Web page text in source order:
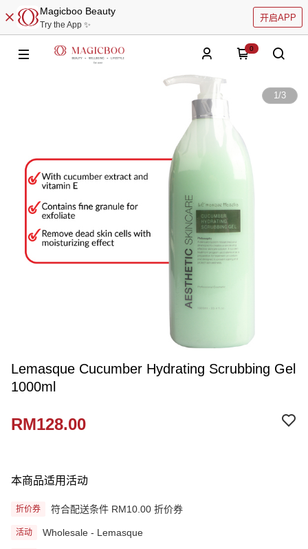
Magicboo Beauty
Try the App ✨
开启APP
0
1/3
Lemasque Cucumber Hydrating Scrubbing Gel
1000ml
RM128.00
本商品适用活动
折价券 符合配送条件 RM10.00 折价券
活动 Wholesale - Lemasque